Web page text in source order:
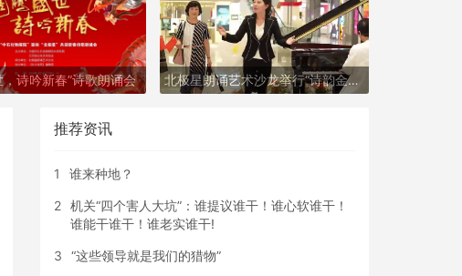
，诗吟新春”诗歌朗诵会 北极星朗诵艺术沙龙举行“诗韵金秋”唐诗宋词快闪活动
推荐资讯
1 谁来种地？
2 机关“四个害人大坑”：谁提议谁干！谁心软谁干！
谁能干谁干！谁老实谁干!
3 “这些领导就是我们的猎物”